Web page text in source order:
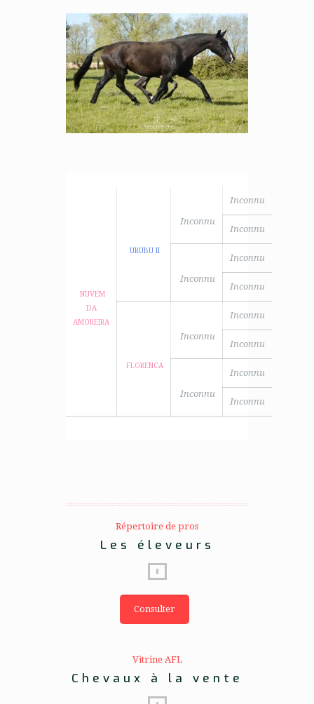
NUVEM
DA
AMOREIRA
URUBU II
Inconnu
Inconnu
Inconnu
Inconnu
Inconnu
Inconnu
FLORENCA
Inconnu
Inconnu
Inconnu
Inconnu
Inconnu
Inconnu
Répertoire de pros
Les éleveurs
Consulter
Vitrine AFL
Chevaux à la vente